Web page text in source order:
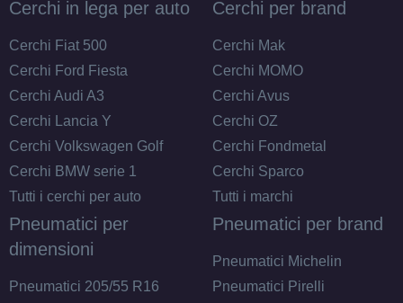
Cerchi in lega per auto
Cerchi Fiat 500
Cerchi Ford Fiesta
Cerchi Audi A3
Cerchi Lancia Y
Cerchi Volkswagen Golf
Cerchi BMW serie 1
Tutti i cerchi per auto
Cerchi per brand
Cerchi Mak
Cerchi MOMO
Cerchi Avus
Cerchi OZ
Cerchi Fondmetal
Cerchi Sparco
Tutti i marchi
Pneumatici per
dimensioni
Pneumatici 205/55 R16
Pneumatici per brand
Pneumatici Michelin
Pneumatici Pirelli